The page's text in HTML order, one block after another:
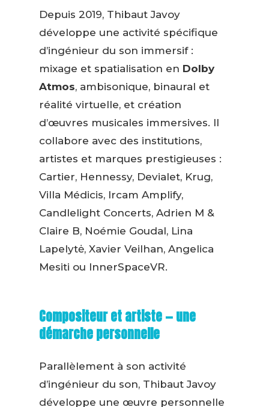
Depuis 2019, Thibaut Javoy
développe une activité spécifique
d’ingénieur du son immersif :
mixage et spatialisation en Dolby
Atmos, ambisonique, binaural et
réalité virtuelle, et création
d’œuvres musicales immersives. Il
collabore avec des institutions,
artistes et marques prestigieuses :
Cartier, Hennessy, Devialet, Krug,
Villa Médicis, Ircam Amplify,
Candlelight Concerts, Adrien M &
Claire B, Noémie Goudal, Lina
Lapelytė, Xavier Veilhan, Angelica
Mesiti ou InnerSpaceVR.
Compositeur et artiste — une
démarche personnelle
Parallèlement à son activité
d’ingénieur du son, Thibaut Javoy
développe une œuvre personnelle